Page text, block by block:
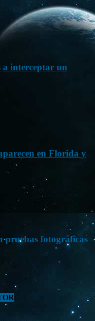
a interceptar un
en Florida y
pruebas fotográficas